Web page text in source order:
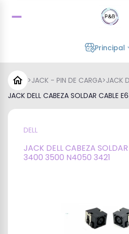
Principal
>JACK - PIN DE CARGA>JACK
JACK DELL CABEZA SOLDAR
DELL
JACK DELL CABEZA
3400 3500 N4050 3421